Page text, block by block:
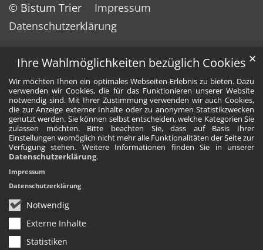
Ihre Wahlmöglichkeiten bezüglich Cookies
Wir möchten Ihnen ein optimales Webseiten-Erlebnis zu bieten. Dazu
verwenden wir Cookies, die für das Funktionieren unserer Website
notwendig sind. Mit Ihrer Zustimmung verwenden wir auch Cookies,
die zur Anzeige externer Inhalte oder zu anonymen Statistikzwecken
genutzt werden. Sie können selbst entscheiden, welche Kategorien Sie
zulassen möchten. Bitte beachten Sie, dass auf Basis Ihrer
Einstellungen womöglich nicht mehr alle Funktionalitäten der Seite zur
Verfügung stehen. Weitere Informationen finden Sie in unserer
Datenschutzerklärung.
Notwendig
Externe Inhalte
Statistiken
✕
Impressum
Datenschutzerklärung
© Bistum Trier
Impressum
Datenschutzerklärung